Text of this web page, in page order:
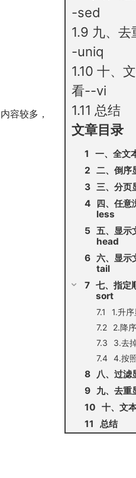
-sed
1.9 九、去
-uniq
1.10 十、
看--vi
1.11 总结
文章目录
一、全文
二、倒
三、分
四、任意
less
五、显示
head
六、显示
tail
七、指定
sort
1.升
2.降
3.去
4.按
八、过
九、去
十、文
总结
容较多，